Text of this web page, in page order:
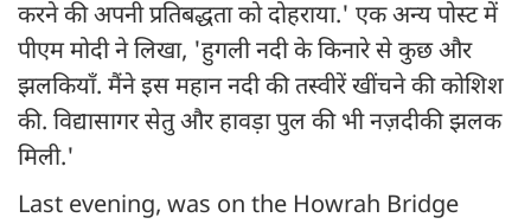
करने की अपनी प्रतिबद्धता को दोहराया.' एक अन्य पोस्ट में
पीएम मोदी ने लिखा, 'हुगली नदी के किनारे से कुछ और
झलकियाँ. मैंने इस महान नदी की तस्वीरें खींचने की कोशिश
की. विद्यासागर सेतु और हावड़ा पुल की भी नज़दीकी झलक
मिली.'
Last evening, was on the Howrah Bridge